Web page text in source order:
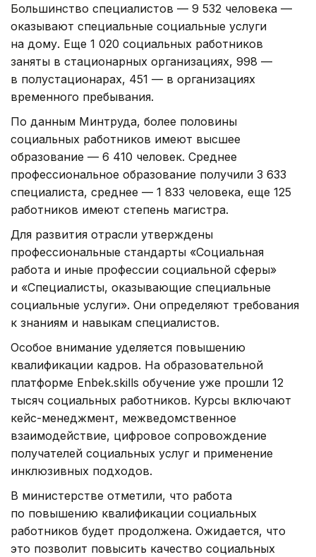
Большинство специалистов — 9 532 человека —
оказывают специальные социальные услуги
на дому. Еще 1 020 социальных работников
заняты в стационарных организациях, 998 —
в полустационарах, 451 — в организациях
временного пребывания.
По данным Минтруда, более половины
социальных работников имеют высшее
образование — 6 410 человек. Среднее
профессиональное образование получили 3 633
специалиста, среднее — 1 833 человека, еще 125
работников имеют степень магистра.
Для развития отрасли утверждены
профессиональные стандарты «Социальная
работа и иные профессии социальной сферы»
и «Специалисты, оказывающие специальные
социальные услуги». Они определяют требования
к знаниям и навыкам специалистов.
Особое внимание уделяется повышению
квалификации кадров. На образовательной
платформе Enbek.skills обучение уже прошли 12
тысяч социальных работников. Курсы включают
кейс-менеджмент, межведомственное
взаимодействие, цифровое сопровождение
получателей социальных услуг и применение
инклюзивных подходов.
В министерстве отметили, что работа
по повышению квалификации социальных
работников будет продолжена. Ожидается, что
это позволит повысить качество социальных